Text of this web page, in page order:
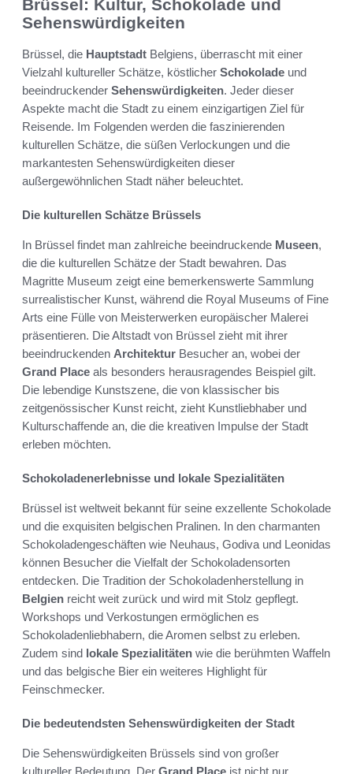
Brüssel: Kultur, Schokolade und
Sehenswürdigkeiten
Brüssel, die Hauptstadt Belgiens, überrascht mit einer
Vielzahl kultureller Schätze, köstlicher Schokolade und
beeindruckender Sehenswürdigkeiten. Jeder dieser
Aspekte macht die Stadt zu einem einzigartigen Ziel für
Reisende. Im Folgenden werden die faszinierenden
kulturellen Schätze, die süßen Verlockungen und die
markantesten Sehenswürdigkeiten dieser
außergewöhnlichen Stadt näher beleuchtet.
Die kulturellen Schätze Brüssels
In Brüssel findet man zahlreiche beeindruckende Museen,
die die kulturellen Schätze der Stadt bewahren. Das
Magritte Museum zeigt eine bemerkenswerte Sammlung
surrealistischer Kunst, während die Royal Museums of Fine
Arts eine Fülle von Meisterwerken europäischer Malerei
präsentieren. Die Altstadt von Brüssel zieht mit ihrer
beeindruckenden Architektur Besucher an, wobei der
Grand Place als besonders herausragendes Beispiel gilt.
Die lebendige Kunstszene, die von klassischer bis
zeitgenössischer Kunst reicht, zieht Kunstliebhaber und
Kulturschaffende an, die die kreativen Impulse der Stadt
erleben möchten.
Schokoladenerlebnisse und lokale Spezialitäten
Brüssel ist weltweit bekannt für seine exzellente Schokolade
und die exquisiten belgischen Pralinen. In den charmanten
Schokoladengeschäften wie Neuhaus, Godiva und Leonidas
können Besucher die Vielfalt der Schokoladensorten
entdecken. Die Tradition der Schokoladenherstellung in
Belgien reicht weit zurück und wird mit Stolz gepflegt.
Workshops und Verkostungen ermöglichen es
Schokoladenliebhabern, die Aromen selbst zu erleben.
Zudem sind lokale Spezialitäten wie die berühmten Waffeln
und das belgische Bier ein weiteres Highlight für
Feinschmecker.
Die bedeutendsten Sehenswürdigkeiten der Stadt
Die Sehenswürdigkeiten Brüssels sind von großer